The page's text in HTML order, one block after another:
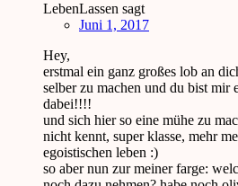
LebenLassen sagt
Juni 1, 2017
Hey,
erstmal ein ganz großes lob an
selber zu machen und du bist mir
dabei!!!!
und sich hier so eine mühe zu
nicht kennt, super klasse, mehr
egoistischen leben :)
so aber nun zur meiner farge: